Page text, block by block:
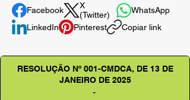
Facebook
X
(Twitter)
WhatsApp
LinkedIn
Pinterest Copiar link
RESOLUÇÃO Nº 001-CMDCA, DE 13 DE
JANEIRO DE 2025
-